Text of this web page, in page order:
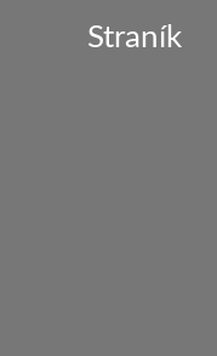
Straník